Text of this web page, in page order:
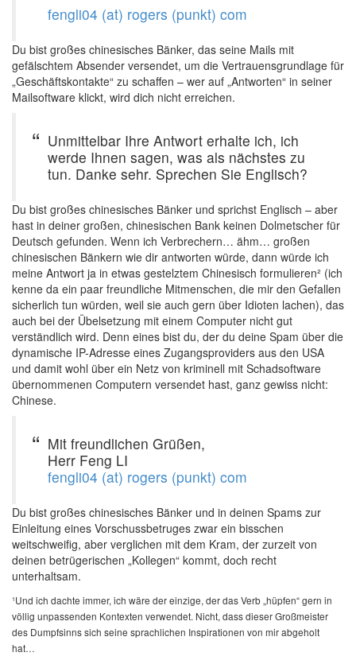
fengli04 (at) rogers (punkt) com
Du bist großes chinesisches Bänker, das seine Mails mit
gefälschtem Absender versendet, um die Vertrauensgrundlage für
„Geschäftskontakte“ zu schaffen – wer auf „Antworten“ in seiner
Mailsoftware klickt, wird dich nicht erreichen.
Unmittelbar Ihre Antwort erhalte ich, ich
werde Ihnen sagen, was als nächstes zu
tun. Danke sehr. Sprechen Sie Englisch?
Du bist großes chinesisches Bänker und sprichst Englisch – aber
hast in deiner großen, chinesischen Bank keinen Dolmetscher für
Deutsch gefunden. Wenn ich Verbrechern… ähm… großen
chinesischen Bänkern wie dir antworten würde, dann würde ich
meine Antwort ja in etwas gestelztem Chinesisch formulieren² (ich
kenne da ein paar freundliche Mitmenschen, die mir den Gefallen
sicherlich tun würden, weil sie auch gern über Idioten lachen), das
auch bei der Übelsetzung mit einem Computer nicht gut
verständlich wird. Denn eines bist du, der du deine Spam über die
dynamische IP-Adresse eines Zugangsproviders aus den USA
und damit wohl über ein Netz von kriminell mit Schadsoftware
übernommenen Computern versendet hast, ganz gewiss nicht:
Chinese.
Mit freundlichen Grüßen,
Herr Feng LI
fengli04 (at) rogers (punkt) com
Du bist großes chinesisches Bänker und in deinen Spams zur
Einleitung eines Vorschussbetruges zwar ein bisschen
weitschweifig, aber verglichen mit dem Kram, der zurzeit von
deinen betrügerischen „Kollegen“ kommt, doch recht
unterhaltsam.
¹Und ich dachte immer, ich wäre der einzige, der das Verb „hüpfen“ gern in
völlig unpassenden Kontexten verwendet. Nicht, dass dieser Großmeister
des Dumpfsinns sich seine sprachlichen Inspirationen von mir abgeholt
hat…